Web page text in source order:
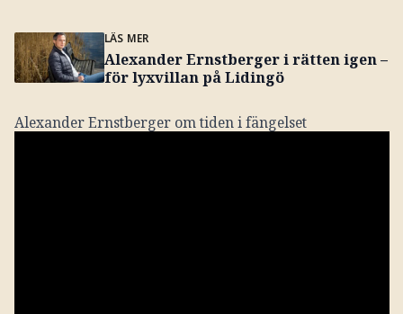
LÄS MER
Alexander Ernstberger i rätten igen –
för lyxvillan på Lidingö
Alexander Ernstberger om tiden i fängelset